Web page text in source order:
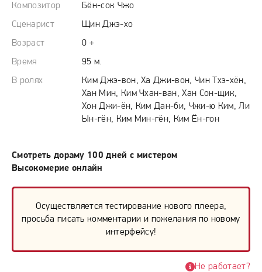
Композитор
Бён-сок Чжо
Сценарист
Щин Джэ-хо
Возраст
0 +
Время
95 м.
В ролях
Ким Джэ-вон, Ха Джи-вон, Чин Тхэ-хён,
Хан Мин, Ким Чхан-ван, Хан Сон-щик,
Хон Джи-ён, Ким Дан-би, Чжи-ю Ким, Ли
Ын-гён, Ким Мин-гён, Ким Ён-гон
Смотреть дораму 100 дней с мистером
Высокомерие онлайн
Осуществляется тестирование нового плеера,
просьба писать комментарии и пожелания по новому
интерфейсу!
Не работает?